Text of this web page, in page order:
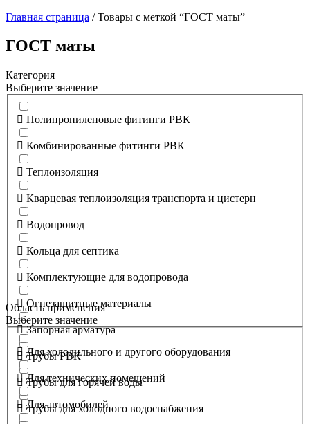
Главная страница /Товары с меткой “ГОСТ маты”
ГОСТ маты
Категория
Выберите значение
Полипропиленовые фитинги РВК
Комбинированные фитинги РВК
Теплоизоляция
Кварцевая теплоизоляция транспорта и цистерн
Водопровод
Кольца для септика
Комплектующие для водопровода
Огнезащитные материалы
Запорная арматура
Трубы РВК
Трубы для горячей воды
Трубы для холодного водоснабжения
Область применения
Выберите значение
Для холодильного и другого оборудования
Для технических помещений
Для автомобилей